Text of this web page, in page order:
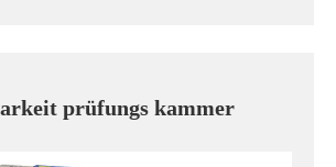
prüfungs kammer